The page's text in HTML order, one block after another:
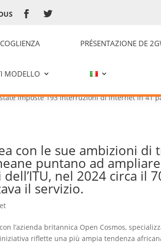
PRÉSENTAZIONE DE
MODELLO
internet sono in
il motivo
aumento: un nuovo libro ne spiega
imposte 193 interruzioni di internet in 41
con le sue ambizioni di
puntano ad ampliare
nel 2024 circa il
il servizio.
l’azienda britannica Open Cosmos,
riflette una più ampia tendenza